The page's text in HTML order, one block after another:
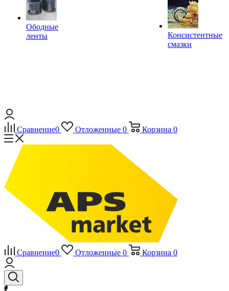
Ободные
ленты
Консистентные
смазки
Сравнение0 Отложенные 0 Корзина 0
Сравнение0 Отложенные 0 Корзина 0